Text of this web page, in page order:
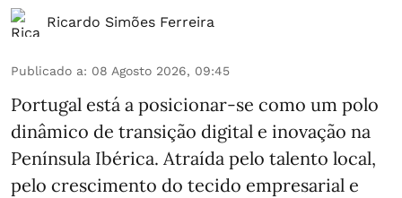
Ricardo Simões Ferreira
Publicado a: 08 Agosto 2026, 09:45
Portugal está a posicionar-se como um polo
dinâmico de transição digital e inovação na
Península Ibérica. Atraída pelo talento local,
pelo crescimento do tecido empresarial e